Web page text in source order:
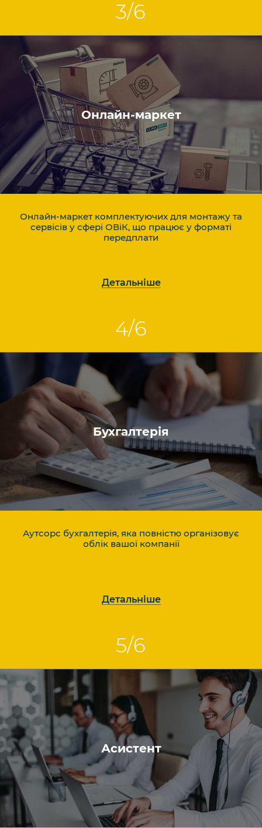
Онлайн-маркет
Онлайн-маркет комплектуючих для монтажу та
сервісів у сфері ОВіК, що працює у форматі
передплати
Детальніше
Бухгалтерія
Аутсорс бухгалтерія, яка повністю організовує
облік вашої компанії
Детальніше
Асистент